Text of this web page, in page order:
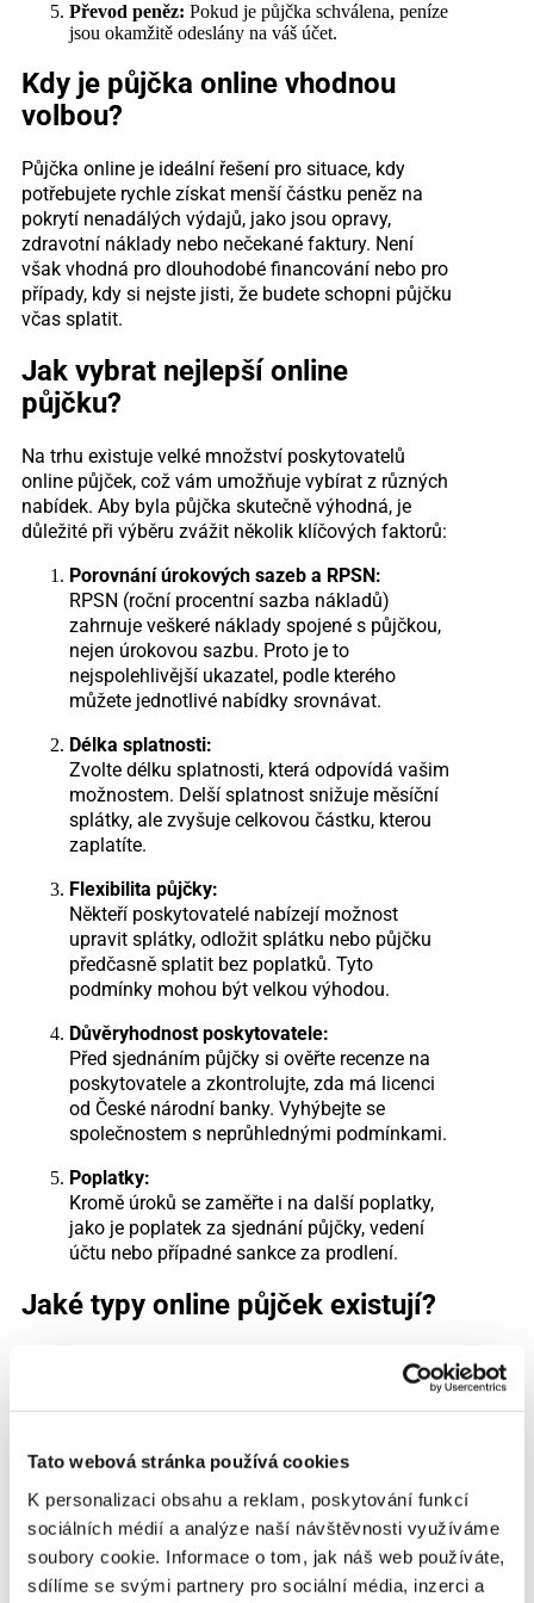
Tato webová stránka používá cookies
K personalizaci obsahu a reklam, poskytování funkcí
sociálních médií a analýze naší návštěvnosti využíváme
soubory cookie. Informace o tom, jak náš web používáte,
sdílíme se svými partnery pro sociální média, inzerci a
Převod peněz: Pokud je půjčka schválena, peníze
jsou okamžitě odeslány na váš účet.
Kdy je půjčka online vhodnou
volbou?
Půjčka online je ideální řešení pro situace, kdy
potřebujete rychle získat menší částku peněz na
pokrytí nenadálých výdajů, jako jsou opravy,
zdravotní náklady nebo nečekané faktury. Není
však vhodná pro dlouhodobé financování nebo pro
případy, kdy si nejste jisti, že budete schopni půjčku
včas splatit.
Jak vybrat nejlepší online
půjčku?
Na trhu existuje velké množství poskytovatelů
online půjček, což vám umožňuje vybírat z různých
nabídek. Aby byla půjčka skutečně výhodná, je
důležité při výběru zvážit několik klíčových faktorů:
Porovnání úrokových sazeb a RPSN:
RPSN (roční procentní sazba nákladů)
zahrnuje veškeré náklady spojené s půjčkou,
nejen úrokovou sazbu. Proto je to
nejspolehlivější ukazatel, podle kterého
můžete jednotlivé nabídky srovnávat.
Délka splatnosti:
Zvolte délku splatnosti, která odpovídá vašim
možnostem. Delší splatnost snižuje měsíční
splátky, ale zvyšuje celkovou částku, kterou
zaplatíte.
Flexibilita půjčky:
Někteří poskytovatelé nabízejí možnost
upravit splátky, odložit splátku nebo půjčku
předčasně splatit bez poplatků. Tyto
podmínky mohou být velkou výhodou.
Důvěryhodnost poskytovatele:
Před sjednáním půjčky si ověřte recenze na
poskytovatele a zkontrolujte, zda má licenci
od České národní banky. Vyhýbejte se
společnostem s neprůhlednými podmínkami.
Poplatky:
Kromě úroků se zaměřte i na další poplatky,
jako je poplatek za sjednání půjčky, vedení
účtu nebo případné sankce za prodlení.
Jaké typy online půjček existují?
Online půjčky lze rozdělit podle různých kritérií. Zde
jsou nejčastější typy, se kterými se můžete setkat:
Tento typ půjčky je určen pro lidi, kteří
potřebují finance okamžitě. Částky bývají
nižší (obvykle do 20 000 Kč) a splatnost
krátká (do 30 dnů). Výhodou je rychlost,
nevýhodou vyšší úrokové sazby.
Spotřebitelské půjčky: